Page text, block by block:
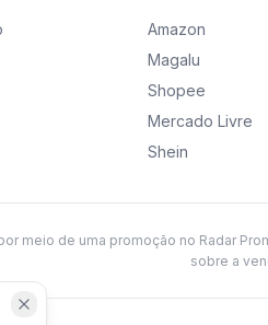
Amazon
Magalu
Shopee
Mercado Livre
Shein
meio de uma promoção no Radar
sobre a